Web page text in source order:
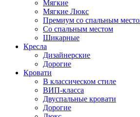
Мягкие
Мягкие Люкс
Премиум со спальным
Со спальным местом
Шикарные
Кресла
Дизайнерские
Дорогие
Кровати
В классическом стиле
ВИП-класса
Двуспальные кровати
Дорогие